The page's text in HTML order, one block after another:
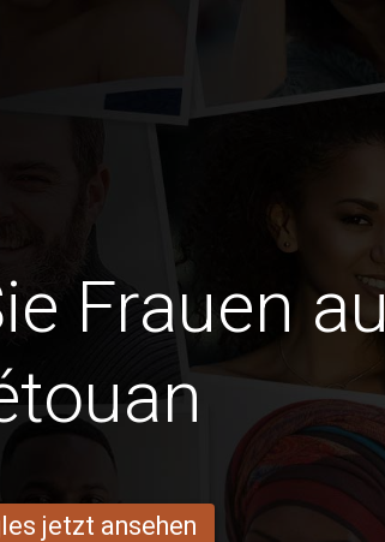
Frauen
jetzt ansehen